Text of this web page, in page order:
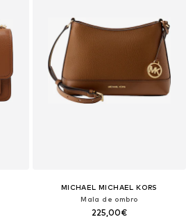
MICHAEL MICHAEL KORS
Mala de ombro
225,00€